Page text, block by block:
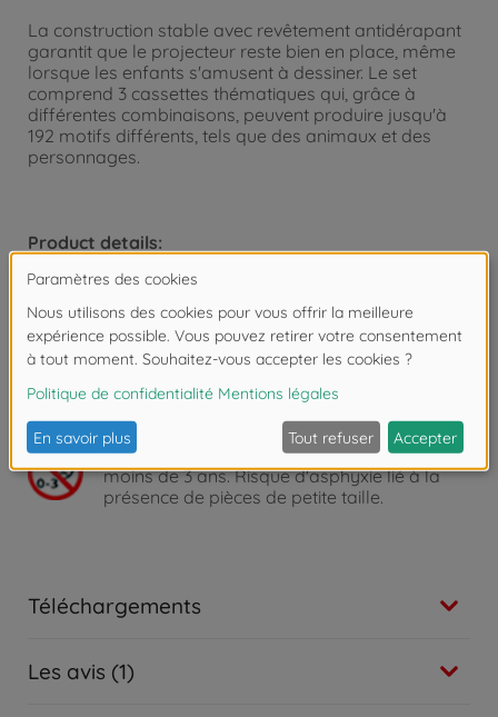
La construction stable avec revêtement antidérapant
garantit que le projecteur reste bien en place, même
lorsque les enfants s'amusent à dessiner. Le set
comprend 3 cassettes thématiques qui, grâce à
différentes combinaisons, peuvent produire jusqu'à
192 motifs différents, tels que des animaux et des
personnages.
Product details:
Dimensions : 14 x 14 x 20,5 cm.
À partir de 4 ans.
Attention !
Ne convient pas aux enfants de
moins de 3 ans. Risque d'asphyxie lié à la
présence de pièces de petite taille.
Téléchargements
Les avis (1)